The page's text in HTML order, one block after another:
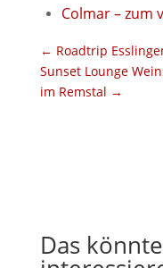
Colmar – zum
← Roadtrip
Sunset Lounge
im Remstal →
Das